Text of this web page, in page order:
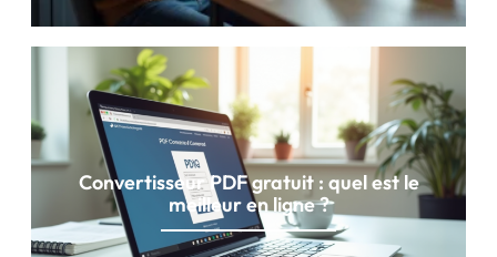
Convertisseur PDF gratuit : quel est le
meilleur en ligne ?